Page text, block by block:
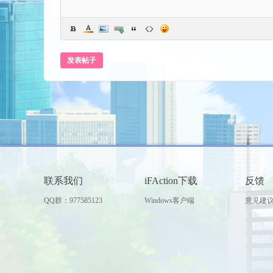
世
界
发表帖子
联系我们
QQ群：977585123
iFAction下载
Windows客户端
反馈
意见建